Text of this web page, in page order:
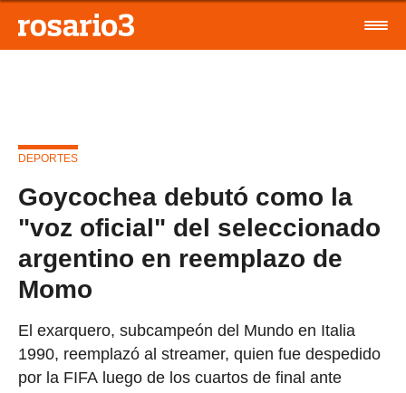
DEPORTES
Goycochea debutó como la
"voz oficial" del seleccionado
argentino en reemplazo de
Momo
El exarquero, subcampeón del Mundo en Italia
1990, reemplazó al streamer, quien fue despedido
por la FIFA luego de los cuartos de final ante